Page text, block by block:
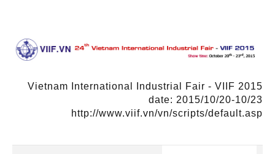
Vietnam International Industrial Fair - VIIF 2015
date: 2015/10/20-10/23
http://www.viif.vn/vn/scripts/default.asp